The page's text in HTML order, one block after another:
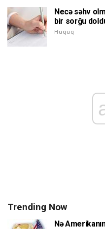
Necə səhv
bir sorğu
Hüquq
Trending Now
Nə